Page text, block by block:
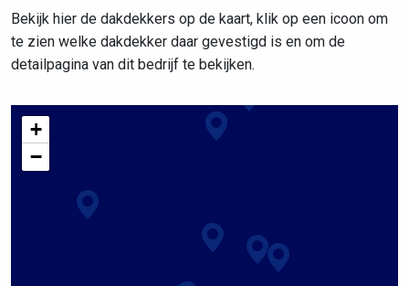
Bekijk hier de dakdekkers op de kaart, klik op een icoon om
te zien welke dakdekker daar gevestigd is en om de
detailpagina van dit bedrijf te bekijken.
+
−